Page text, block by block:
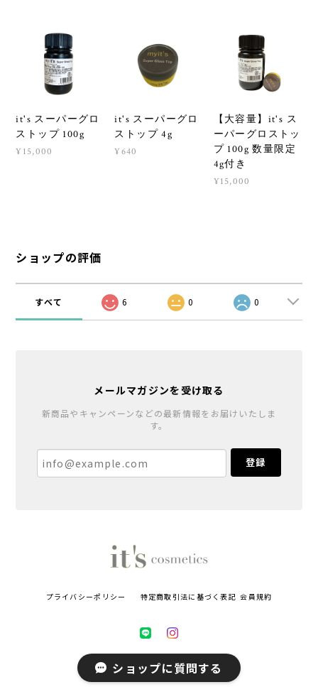
it's スーパーグロ
ストップ 100g
¥15,000
it's スーパーグロ
ストップ 4g
¥640
【大容量】it's ス
ーパーグロストッ
プ 100g 数量限定
4g付き
¥15,000
ショップの評価
すべて 6 0 0
メールマガジンを受け取る
新商品やキャンペーンなどの最新情報をお届けいたしま
す。
登録
プライバシーポリシー 特定商取引法に基づく表記 会員規約
© it's-cosmetics All rights reserved.
ショップに質問する